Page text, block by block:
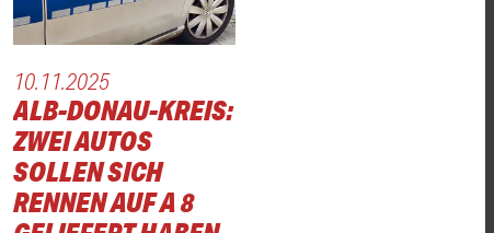
10.11.2025
ALB-DONAU-KREIS:
ZWEI AUTOS
SOLLEN SICH
RENNEN AUF A 8